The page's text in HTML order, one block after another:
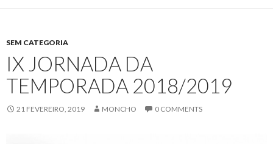
SEM CATEGORIA
IX JORNADA DA
TEMPORADA 2018/2019
21 FEVEREIRO, 2019 MONCHO 0 COMMENTS